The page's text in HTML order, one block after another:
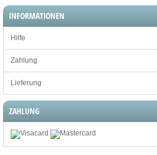
INFORMATIONEN
Hilfe
Zahlung
Lieferung
ZAHLUNG